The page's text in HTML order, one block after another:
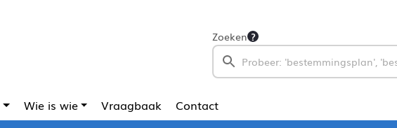
Zoeken
Wie is wie Vraagbaak Contact